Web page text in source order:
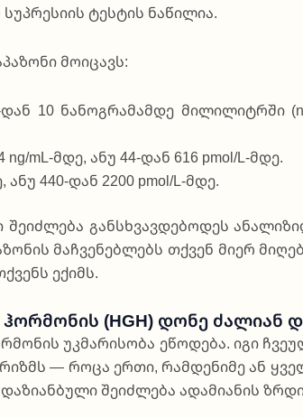
ტეს­ტის ნა­წი­ლია.
მო­ი­ცავს:
დან 10 ნა­ნო­გრა­მამ­დე მი­ლი­ლიტ­რში
ng/mL-მდე, ანუ 44-დან 616 pmol/L-მდე.
ანუ 440-დან 2200 pmol/L-მდე.
განს­ხვავ­დე­ბო­დეს
მაჩ­ვე­ნე­ბლებს თქვენ მი­ერ
ექიმს.
(HGH) Დონე Ძალიან
უკმა­რი­სო­ბა ეწო­დე­ბა. იგი
— რო­ცა ერ­თი, რამ­დე­ნი­მე ან
შე­იძ­ლე­ბა ადა­მი­ა­ნის